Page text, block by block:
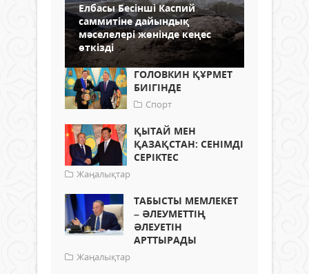
Елбасы Бесінші Каспий
саммитіне дайындық
мәселелері жөнінде кеңес
өткізді
ГОЛОВКИН ҚҰРМЕТ
БИІГІНДЕ
Спорт
ҚЫТАЙ МЕН
ҚАЗАҚСТАН: СЕНІМДІ
СЕРІКТЕС
Жаңалықтар
ТАБЫСТЫ МЕМЛЕКЕТ
– ӘЛЕУМЕТТІҢ
ӘЛЕУЕТІН
АРТТЫРАДЫ
Жаңалықтар